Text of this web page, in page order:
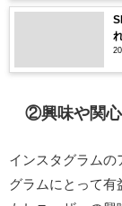
②興味や関心
インスタグラムの
グラムにとって有